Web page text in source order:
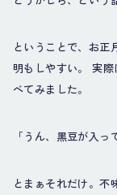
ということで、お正
明もしやすい。 実
べてみました。
「うん、黒豆が入っ
とまぁそれだけ。不